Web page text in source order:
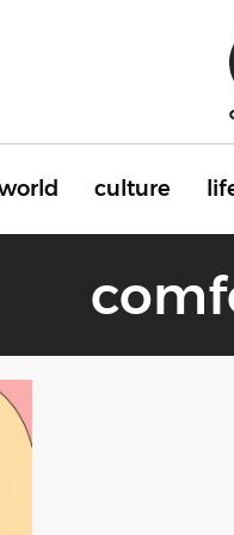
culture